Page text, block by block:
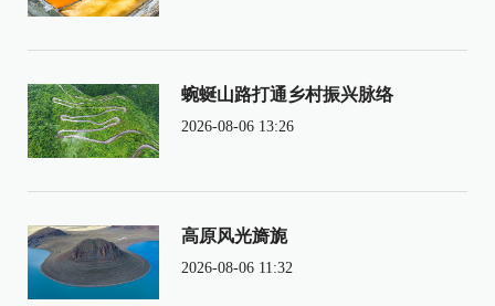
蜿蜒山路打通乡村振兴脉络
2026-08-06 13:26
高原风光旖旎
2026-08-06 11:32